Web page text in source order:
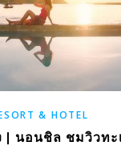
& HOTEL
| นอนชิล ชมวิวทะ